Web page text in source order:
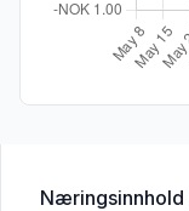
Næringsinnhold